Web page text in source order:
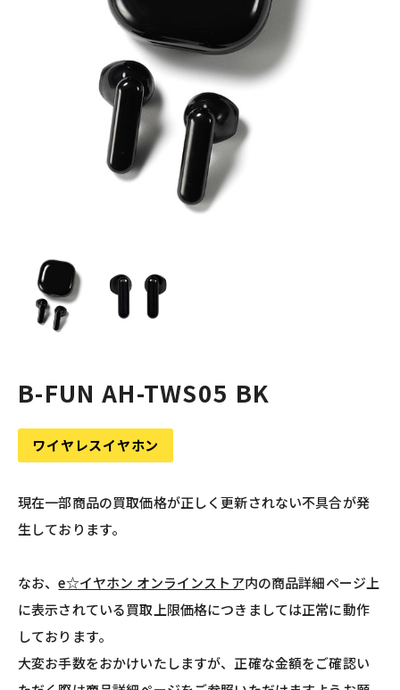
B-FUN AH-TWS05 BK
ワイヤレスイヤホン
現在一部商品の買取価格が正しく更新されない不具合が発
生しております。
なお、e☆イヤホン オンラインストア内の商品詳細ページ上
に表示されている買取上限価格につきましては正常に動作
しております。
大変お手数をおかけいたしますが、正確な金額をご確認い